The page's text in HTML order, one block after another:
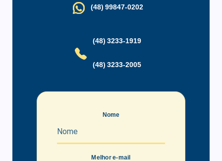
(48) 99847-0202
(48) 3233-1919
(48) 3233-2005
Nome
Melhor e-mail